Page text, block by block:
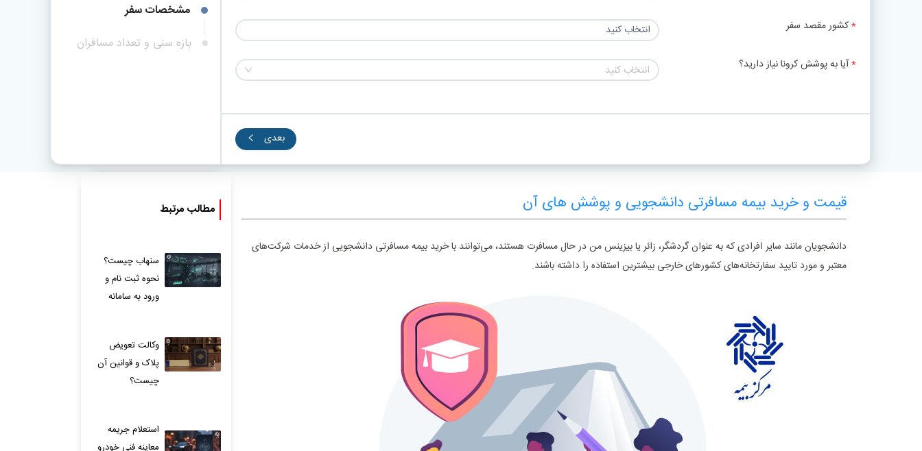
مشخصات سفر
بازه سنی و تعداد مسافران
کشور مقصد سفر
آیا به پوشش کرونا نیاز دارید؟ انتخاب کنید
بعدی
قیمت و خرید بیمه مسافرتی دانشجویی و پوشش های آن
دانشجویان مانند سایر افرادی که به عنوان گردشگر، زائر یا بیزینس من در حال مسافرت هستند، می‌توانند با خرید بیمه مسافرتی دانشجویی از خدمات شرکت‌های
معتبر و مورد تایید سفارتخانه‌های کشورهای خارجی بیشترین استفاده را داشته باشند.
مطالب مرتبط
سنهاب چیست؟
نحوه ثبت نام و
ورود به سامانه
وکالت تعویض
پلاک و قوانین آن
چیست؟
استعلام جریمه
معاینه فنی خودرو